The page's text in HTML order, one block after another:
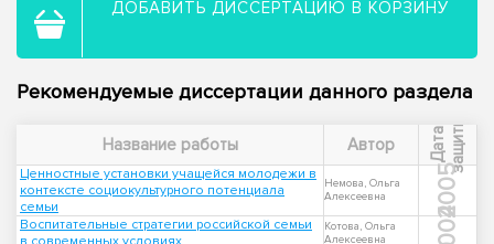
ДОБАВИТЬ ДИССЕРТАЦИЮ В КОРЗИНУ
Рекомендуемые диссертации данного раздела
Название работы Автор Д
а
т
а
з
а
щ
и
т ы
Ценностные установки учащейся молодежи в
контексте социокультурного потенциала
семьи
Немова, Ольга
Алексеевна
2005
Воспитательные стратегии российской семьи
Котова, Ольга
Алексеевна
2004